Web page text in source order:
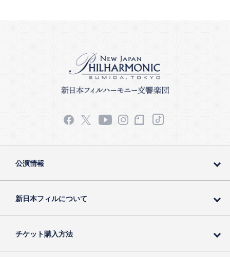
公演情報
新日本フィルについて
チケット購入方法